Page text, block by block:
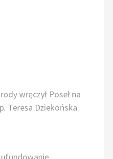
wręczył Poseł na
Teresa Dziekońska.